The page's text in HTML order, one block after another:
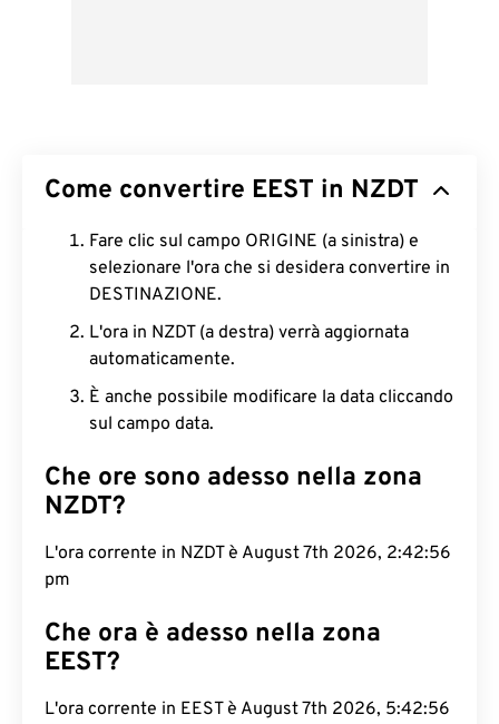
Come convertire EEST in NZDT
Fare clic sul campo ORIGINE (a sinistra) e
selezionare l'ora che si desidera convertire in
DESTINAZIONE.
L'ora in NZDT (a destra) verrà aggiornata
automaticamente.
È anche possibile modificare la data cliccando
sul campo data.
Che ore sono adesso nella zona
NZDT?
L'ora corrente in NZDT è August 7th 2026, 2:42:57
pm
Che ora è adesso nella zona
EEST?
L'ora corrente in EEST è August 7th 2026, 5:42:57